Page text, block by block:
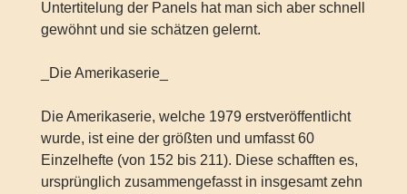
Untertitelung der Panels hat man sich aber schnell
gewöhnt und sie schätzen gelernt.
_Die Amerikaserie_
Die Amerikaserie, welche 1979 erstveröffentlicht
wurde, ist eine der größten und umfasst 60
Einzelhefte (von 152 bis 211). Diese schafften es,
ursprünglich zusammengefasst in insgesamt zehn